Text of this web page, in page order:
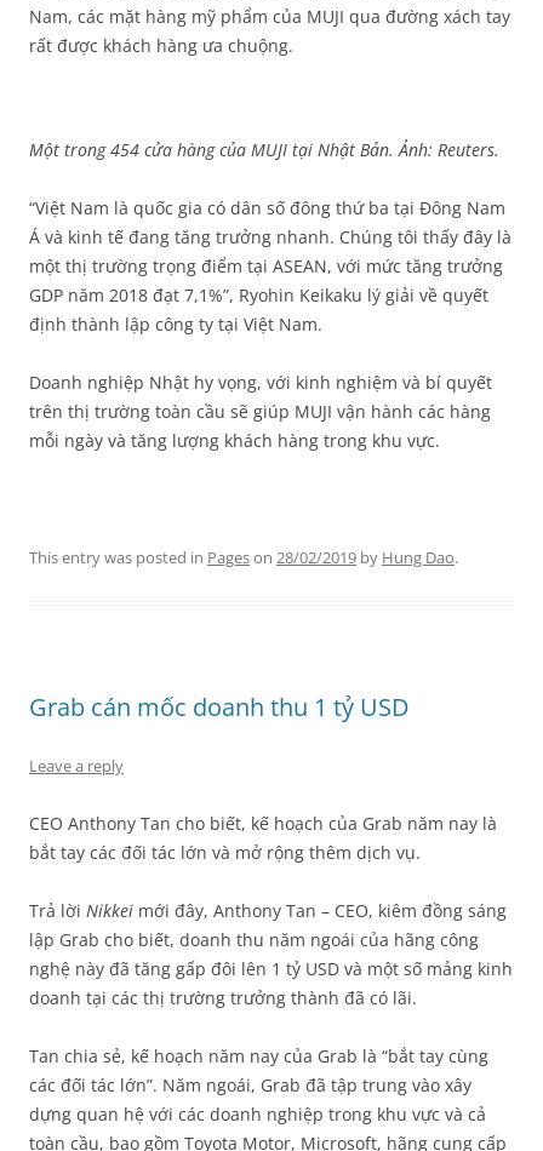
Nam, các mặt hàng mỹ phẩm của MUJI qua đường xách tay
rất được khách hàng ưa chuộng.
Một trong 454 cửa hàng của MUJI tại Nhật Bản. Ảnh: Reuters.
“Việt Nam là quốc gia có dân số đông thứ ba tại Đông Nam
Á và kinh tế đang tăng trưởng nhanh. Chúng tôi thấy đây là
một thị trường trọng điểm tại ASEAN, với mức tăng trưởng
GDP năm 2018 đạt 7,1%”, Ryohin Keikaku lý giải về quyết
định thành lập công ty tại Việt Nam.
Doanh nghiệp Nhật hy vọng, với kinh nghiệm và bí quyết
trên thị trường toàn cầu sẽ giúp MUJI vận hành các hàng
mỗi ngày và tăng lượng khách hàng trong khu vực.
This entry was posted in Pageson 28/02/2019 by Hung Dao.
Grab cán mốc doanh thu 1 tỷ USD
Leave a reply
CEO Anthony Tan cho biết, kế hoạch của Grab năm nay là
bắt tay các đối tác lớn và mở rộng thêm dịch vụ.
Trả lời Nikkei mới đây, Anthony Tan – CEO, kiêm đồng sáng
lập Grab cho biết, doanh thu năm ngoái của hãng công
nghệ này đã tăng gấp đôi lên 1 tỷ USD và một số mảng kinh
doanh tại các thị trường trưởng thành đã có lãi.
Tan chia sẻ, kế hoạch năm nay của Grab là “bắt tay cùng
các đối tác lớn”. Năm ngoái, Grab đã tập trung vào xây
dựng quan hệ với các doanh nghiệp trong khu vực và cả
toàn cầu, bao gồm Toyota Motor, Microsoft, hãng cung cấp